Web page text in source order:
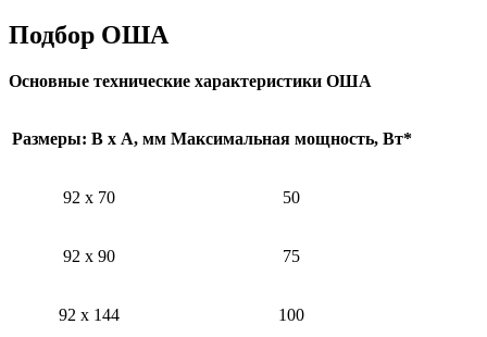
Подбор ОША
Основные технические характеристики ОША
Размеры: В х А, мм Максимальная мощность, Вт*
92 х 70 50
92 х 90 75
92 х 144 100